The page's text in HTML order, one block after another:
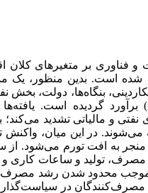
و فناوری بر متغیرهای کلان
شده است. بدین منظور، یک
بنگاه‌ها، دولت،
و پارامترهای آن با روش بیزی و داده‌های سالانه (۱۳۸۳ تا
نفتی و مالیاتی تشدید
در این میان، واکنش
به افت تورم می‌شود. از
مصرف، تولید و ساعات کاری
که موجب محدود شدن رشد
مصرف‌کنندگان در